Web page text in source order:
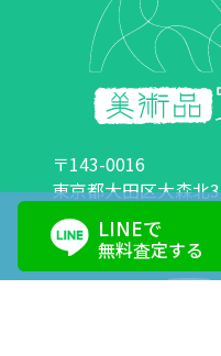
LINEで
無料査定する
〒143-0016
東京都大田区大森
営業時間：10:00～
0120-89-